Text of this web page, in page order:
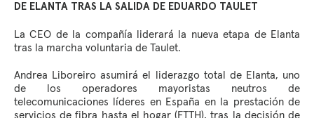
CUÉNTANOS
ENGLISH ESPAÑOL
DE ELANTA TRAS LA SALIDA DE EDUARDO TAULET
La CEO de la compañía liderará la nueva etapa de Elanta
tras la marcha voluntaria de Taulet.
Andrea Liboreiro asumirá el liderazgo total de Elanta, uno
de los operadores mayoristas neutros de
telecomunicaciones líderes en España en la prestación de
servicios de fibra hasta el hogar (FTTH), tras la decisión de